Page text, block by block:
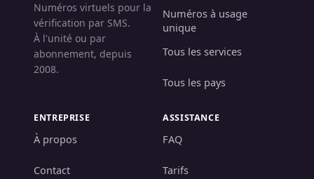
Numéros virtuels pour la
vérification par SMS.
À l'unité ou par
abonnement, depuis
2008.
Numéros à usage
unique
Tous les services
Tous les pays
ENTREPRISE
À propos
Contact
ASSISTANCE
FAQ
Tarifs